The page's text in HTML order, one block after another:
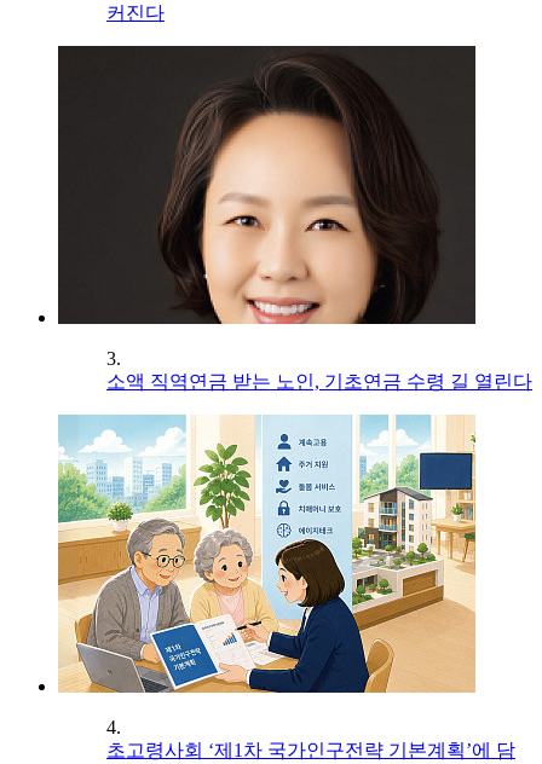
커진다
3.
소액 직역연금 받는 노인, 기초연금 수령 길 열린다
4.
초고령사회 ‘제1차 국가인구전략 기본계획’에 담